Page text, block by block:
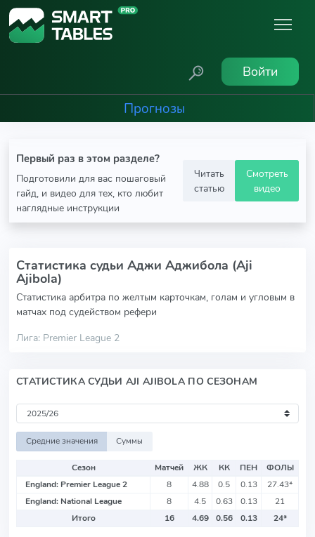
Войти
Прогнозы
Первый раз в этом разделе?
Подготовили для вас пошаговый
гайд, и видео для тех, кто любит
наглядные инструкции
Читать
статью
Смотреть
видео
Статистика судьи Аджи Аджибола (Aji
Ajibola)
Статистика арбитра по желтым карточкам, голам и угловым в
матчах под судейством рефери
Лига: Premier League 2
СТАТИСТИКА СУДЬИ AJI AJIBOLA ПО СЕЗОНАМ
Средние значения Суммы
Сезон Матчей ЖК КК ПЕН
ФОЛЫ
England: Premier League 2
8 4.88 0.5 0.13 27.43*
England: National League
8 4.5 0.63 0.13
21
Итого
16 4.69 0.56 0.13 24*